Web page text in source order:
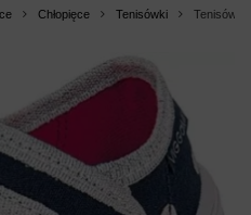
Chłopięce Tenisówki Tenisówki